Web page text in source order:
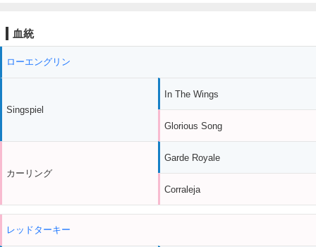
血統
ローエングリン
Singspiel
カーリング
In The Wings
Glorious Song
Garde Royale
Corraleja
レッドターキー